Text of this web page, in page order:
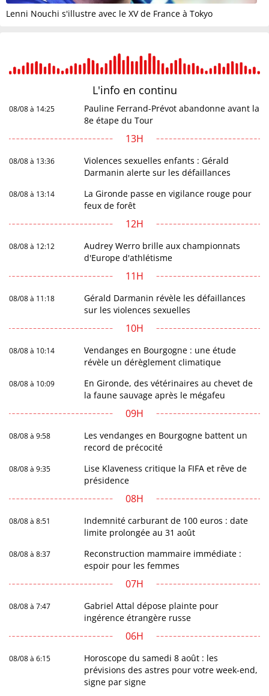
Lenni Nouchi s'illustre avec le XV de France à Tokyo
L'info en continu
08/08 à 14:25
Pauline Ferrand-Prévot abandonne avant la
8e étape du Tour
13H
08/08 à 13:36
Violences sexuelles enfants : Gérald
Darmanin alerte sur les défaillances
08/08 à 13:14
La Gironde passe en vigilance rouge pour
feux de forêt
12H
08/08 à 12:12
Audrey Werro brille aux championnats
d'Europe d'athlétisme
11H
08/08 à 11:18
Gérald Darmanin révèle les défaillances
sur les violences sexuelles
10H
08/08 à 10:14
Vendanges en Bourgogne : une étude
révèle un dérèglement climatique
08/08 à 10:09
En Gironde, des vétérinaires au chevet de
la faune sauvage après le mégafeu
09H
08/08 à 9:58
Les vendanges en Bourgogne battent un
record de précocité
08/08 à 9:35
Lise Klaveness critique la FIFA et rêve de
présidence
08H
08/08 à 8:51
Indemnité carburant de 100 euros : date
limite prolongée au 31 août
08/08 à 8:37
Reconstruction mammaire immédiate :
espoir pour les femmes
07H
08/08 à 7:47
Gabriel Attal dépose plainte pour
ingérence étrangère russe
06H
08/08 à 6:15
Horoscope du samedi 8 août : les
prévisions des astres pour votre week-end,
signe par signe